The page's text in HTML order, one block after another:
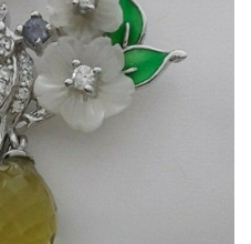
panier
RAPIDE